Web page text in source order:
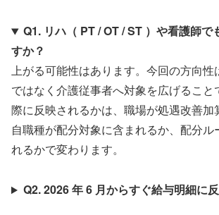
Q1. リハ（ PT / OT / ST ）や看護師で
すか？
上がる可能性はあります。今回の方向性
ではなく介護従事者へ対象を広げること
際に反映されるかは、職場が処遇改善加
自職種が配分対象に含まれるか、配分ル
れるかで変わります。
Q2. 2026 年 6 月からすぐ給与明細に